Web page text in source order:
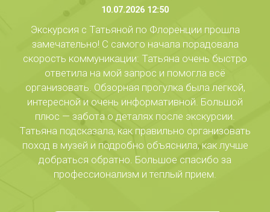
10.07.2026 12:50
Экскурсия с Татьяной по Флоренции прошла
замечательно! С самого начала порадовала
скорость коммуникации: Татьяна очень быстро
ответила на мой запрос и помогла всё
организовать. Обзорная прогулка была легкой,
интересной и очень информативной. Большой
плюс — забота о деталях после экскурсии.
Татьяна подсказала, как правильно организовать
поход в музей и подробно объяснила, как лучше
добраться обратно. Большое спасибо за
профессионализм и теплый прием.